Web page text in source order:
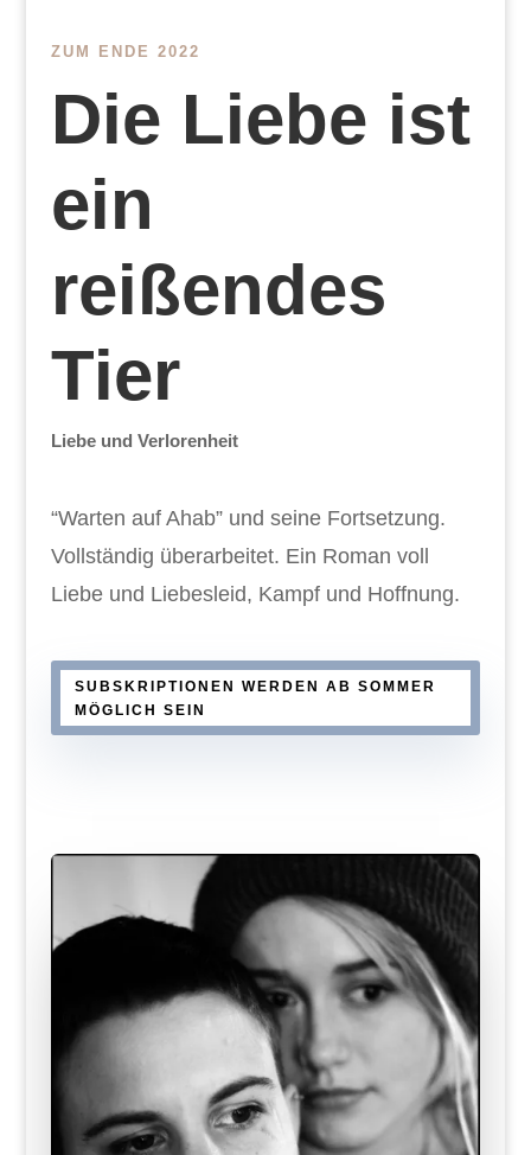
ZUM ENDE 2022
Die Liebe ist
ein
reißendes
Tier
Liebe und Verlorenheit
“Warten auf Ahab” und seine Fortsetzung.
Vollständig überarbeitet. Ein Roman voll
Liebe und Liebesleid, Kampf und Hoffnung.
SUBSKRIPTIONEN WERDEN AB SOMMER
MÖGLICH SEIN